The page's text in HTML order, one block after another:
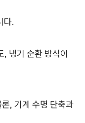
다.
, 냉기 순환 방식이
, 기계 수명 단축과